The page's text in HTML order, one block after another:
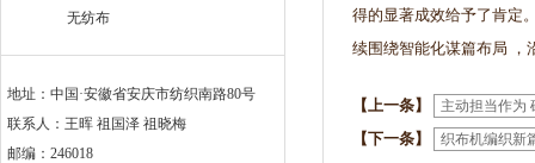
无纺布
地址：中国·安徽省安庆市纺织南路80号
联系人：王晖 祖国泽 祖晓梅
邮编：246018
得的显著成效给予了肯定
续围绕智能化谋篇布局 ，
【上一条】 主动担当作为
【下一条】 织布机编织新